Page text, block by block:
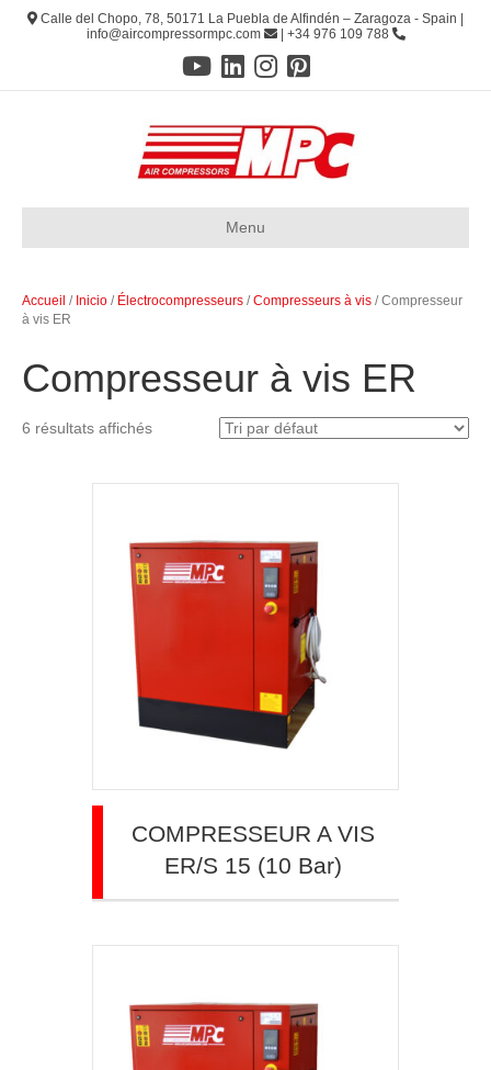
Calle del Chopo, 78, 50171 La Puebla de Alfindén – Zaragoza - Spain |
info@aircompressormpc.com
| +34 976 109 788
Menu
Accueil / Inicio / Électrocompresseurs /Compresseurs à vis / Compresseur
à vis ER
Compresseur à vis ER
6 résultats affichés
COMPRESSEUR A VIS
ER/S 15 (10 Bar)